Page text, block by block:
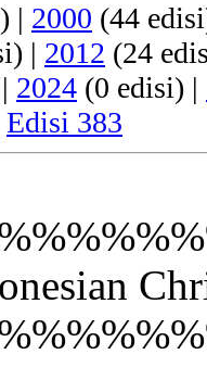
| 2000 (44
| 2012 (24
2024 (0 edisi) |
Edisi 383